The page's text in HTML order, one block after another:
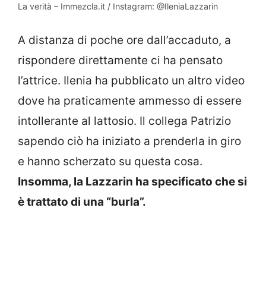
La verità – Immezcla.it / Instagram: @IleniaLazzarin
A distanza di poche ore dall’accaduto, a
rispondere direttamente ci ha pensato
l’attrice. Ilenia ha pubblicato un altro video
dove ha praticamente ammesso di essere
intollerante al lattosio. Il collega Patrizio
sapendo ciò ha iniziato a prenderla in giro
e hanno scherzato su questa cosa.
Insomma, la Lazzarin ha specificato che si
è trattato di una “burla”.